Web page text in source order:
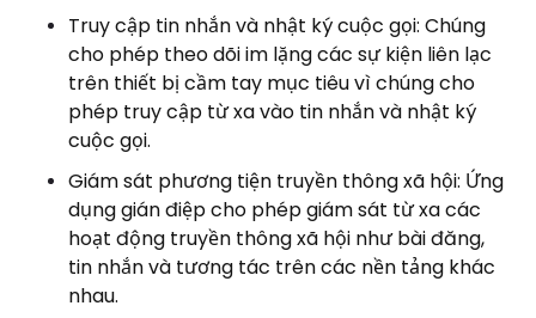
Truy cập tin nhắn và nhật ký cuộc gọi: Chúng
cho phép theo dõi im lặng các sự kiện liên lạc
trên thiết bị cầm tay mục tiêu vì chúng cho
phép truy cập từ xa vào tin nhắn và nhật ký
cuộc gọi.
Giám sát phương tiện truyền thông xã hội: Ứng
dụng gián điệp cho phép giám sát từ xa các
hoạt động truyền thông xã hội như bài đăng,
tin nhắn và tương tác trên các nền tảng khác
nhau.